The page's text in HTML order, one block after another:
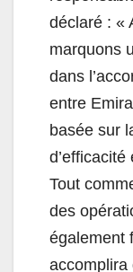
déclaré : «
marquons
dans
entre
basée sur
d’efficacité
Tout
des
également
accomplira